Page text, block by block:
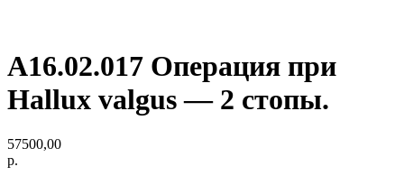
A16.02.017 Операция при
Hallux valgus — 2 стопы.
57500,00
р.